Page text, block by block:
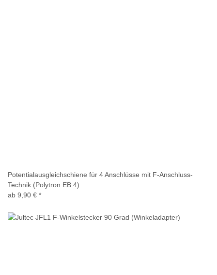
Potentialausgleichschiene für 4 Anschlüsse mit F-Anschluss-
Technik (Polytron EB 4)
ab 9,90 € *